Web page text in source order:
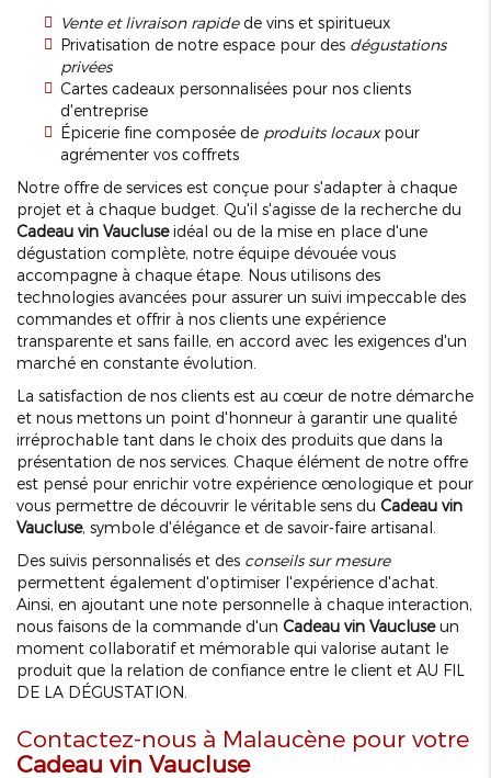
Vente et livraison rapidede vins et spiritueux
Privatisation de notre espace pour des dégustations
privées
Cartes cadeaux personnalisées pour nos clients
d'entreprise
Épicerie fine composée de produits locauxpour
agrémenter vos coffrets
Notre offre de services est conçue pour s'adapter à chaque
projet et à chaque budget. Qu'il s'agisse de la recherche du
Cadeau vin Vaucluseidéal ou de la mise en place d'une
dégustation complète, notre équipe dévouée vous
accompagne à chaque étape. Nous utilisons des
technologies avancées pour assurer un suivi impeccable des
commandes et offrir à nos clients une expérience
transparente et sans faille, en accord avec les exigences d'un
marché en constante évolution.
La satisfaction de nos clients est au cœur de notre démarche
et nous mettons un point d'honneur à garantir une qualité
irréprochable tant dans le choix des produits que dans la
présentation de nos services. Chaque élément de notre offre
est pensé pour enrichir votre expérience œnologique et pour
vous permettre de découvrir le véritable sens du Cadeau vin
Vaucluse, symbole d'élégance et de savoir-faire artisanal.
Des suivis personnalisés et des conseils sur mesure
permettent également d'optimiser l'expérience d'achat.
Ainsi, en ajoutant une note personnelle à chaque interaction,
nous faisons de la commande d'un Cadeau vin Vaucluseun
moment collaboratif et mémorable qui valorise autant le
produit que la relation de confiance entre le client et AU FIL
DE LA DÉGUSTATION.
Contactez-nous à Malaucène pour votre
Cadeau vin Vaucluse